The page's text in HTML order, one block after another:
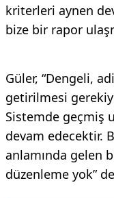
kriterleri aynen
bize bir rapor
Güler, “Dengeli,
getirilmesi
Sistemde geçmiş
devam edecektir.
anlamında gelen
düzenleme yok”